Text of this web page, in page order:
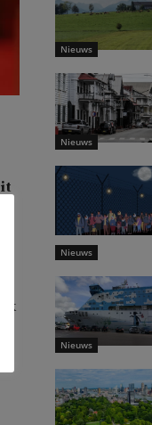
Nieuws
Nieuws
Nieuws
Nieuws